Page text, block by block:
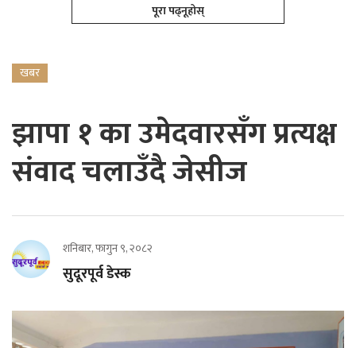
पूरा पढ्नूहोस्
खबर
झापा १ का उमेदवारसँग प्रत्यक्ष
संवाद चलाउँदै जेसीज
शनिबार, फागुन ९, २०८२
सुदूरपूर्व डेस्क